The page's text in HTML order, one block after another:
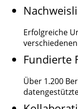
Erfolgreiche
Fundierte
Über 1.200